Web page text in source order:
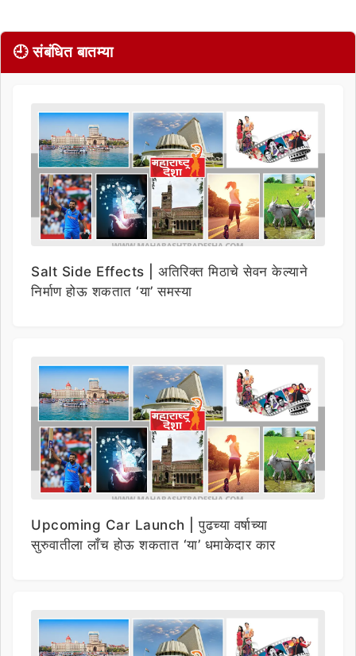
🕘 संबंधित बातम्या
Salt Side Effects | अतिरिक्त मिठाचे सेवन केल्याने
निर्माण होऊ शकतात ‘या’ समस्या
Upcoming Car Launch | पुढच्या वर्षाच्या
सुरुवातीला लाँच होऊ शकतात ‘या’ धमाकेदार कार